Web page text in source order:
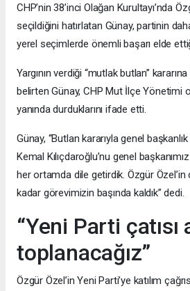
CHP’nin 38’inci Olağan Kurultayı’nda
seçildiğini hatırlatan Günay, partinin
yerel seçimlerde önemli başarı elde
Yargının verdiği “mutlak butlan”
belirten Günay, CHP Mut İlçe Yönetimi
yanında durduklarını ifade etti.
Günay, “Butlan kararıyla genel
Kemal Kılıçdaroğlu’nu genel başkanımız
her ortamda dile getirdik. Özgür Özel’in
kadar görevimizin başında kaldık” dedi.
“Yeni Parti çatısı
toplanacağız”
Özgür Özel’in Yeni Parti’ye katılım